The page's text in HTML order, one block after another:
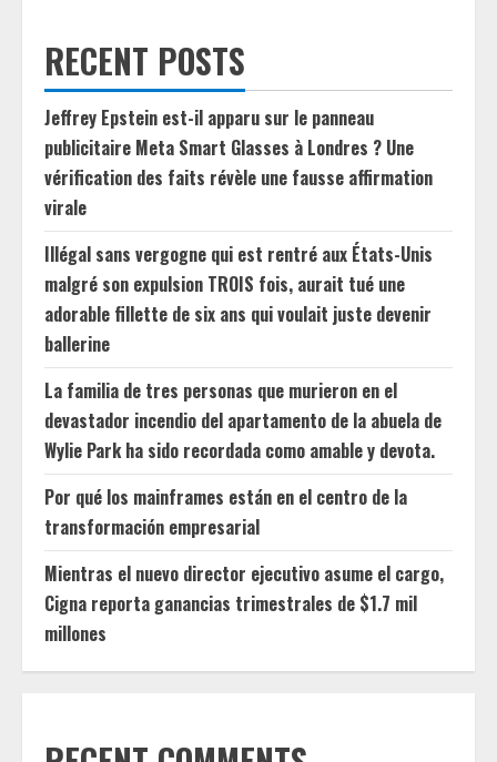
RECENT POSTS
Jeffrey Epstein est-il apparu sur le panneau
publicitaire Meta Smart Glasses à Londres ? Une
vérification des faits révèle une fausse affirmation
virale
Illégal sans vergogne qui est rentré aux États-Unis
malgré son expulsion TROIS fois, aurait tué une
adorable fillette de six ans qui voulait juste devenir
ballerine
La familia de tres personas que murieron en el
devastador incendio del apartamento de la abuela de
Wylie Park ha sido recordada como amable y devota.
Por qué los mainframes están en el centro de la
transformación empresarial
Mientras el nuevo director ejecutivo asume el cargo,
Cigna reporta ganancias trimestrales de $1.7 mil
millones